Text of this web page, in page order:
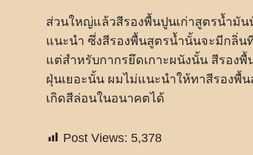
ส่วนใหญ่แล้วสีรองพื้นปูนเก่าสูตรน้ำมั
แนะนำ ซึ่งสีรองพื้นสูตรน้ำนั้นจะมีกลิ่น
แต่สำหรับกากรยึดเกาะผนังนั้น สีรอง
ฝุ่นเยอะนั้น ผมไม่แนะนำให้ทาสีรองพื้
เกิดสีล่อนในอนาคตได้
Post Views: 5,378